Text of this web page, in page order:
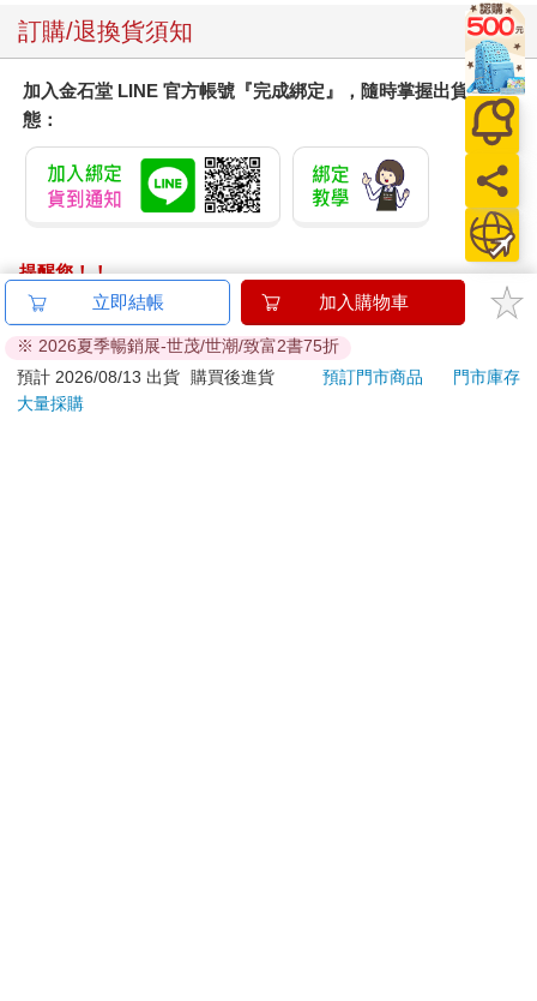
訂購/退換貨須知
加入金石堂 LINE 官方帳號『完成綁定』，隨時掌握出貨動
態：
提醒您！！
金石堂及銀行均不會請您操作ATM! 如接獲電話要求您前往
ATM提款機，請不要聽從指示，以免受騙上當！
退換貨須知：
**提醒您，鑑賞期不等於試用期，退回商品須為全新狀態**
立即結帳 加入購物車
※ 2026夏季暢銷展-世茂/世潮/致富2書75折
預計 2026/08/13 出貨
購買後進貨 預訂門市商品
門市庫存
大量採購